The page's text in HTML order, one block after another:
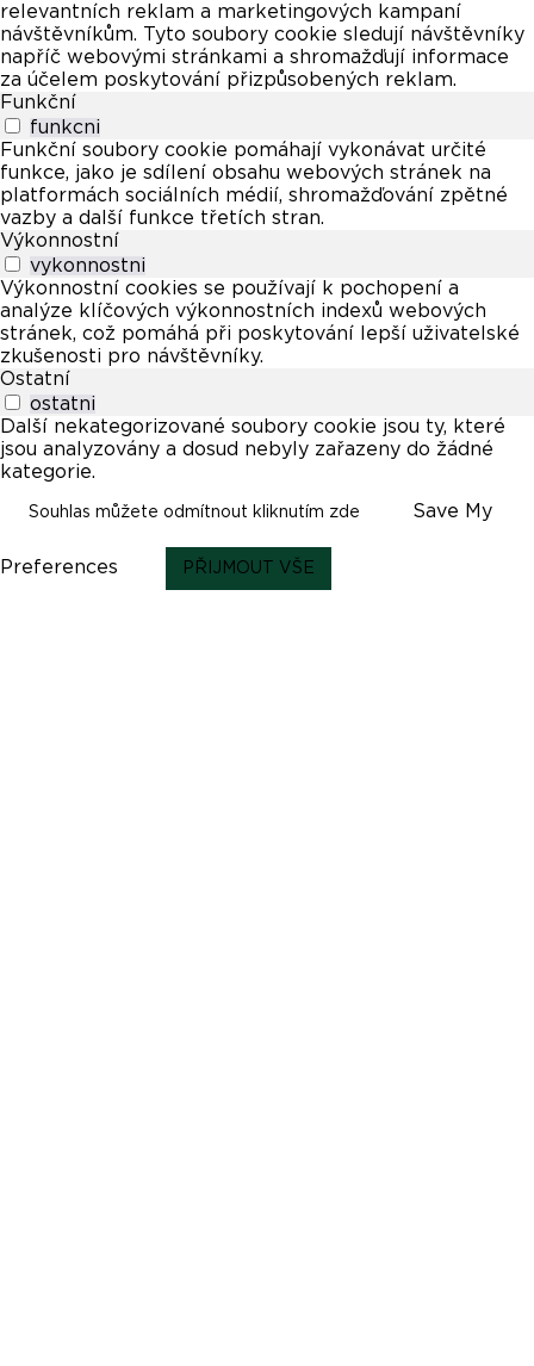
relevantních reklam a marketingových kampaní
návštěvníkům. Tyto soubory cookie sledují návštěvníky
napříč webovými stránkami a shromažďují informace
za účelem poskytování přizpůsobených reklam.
Funkční
funkcni
Funkční soubory cookie pomáhají vykonávat určité
funkce, jako je sdílení obsahu webových stránek na
platformách sociálních médií, shromažďování zpětné
vazby a další funkce třetích stran.
Výkonnostní
vykonnostni
Výkonnostní cookies se používají k pochopení a
analýze klíčových výkonnostních indexů webových
stránek, což pomáhá při poskytování lepší uživatelské
zkušenosti pro návštěvníky.
Ostatní
ostatni
Další nekategorizované soubory cookie jsou ty, které
jsou analyzovány a dosud nebyly zařazeny do žádné
kategorie.
Souhlas můžete odmítnout kliknutím zde Save My
Preferences PŘIJMOUT VŠE